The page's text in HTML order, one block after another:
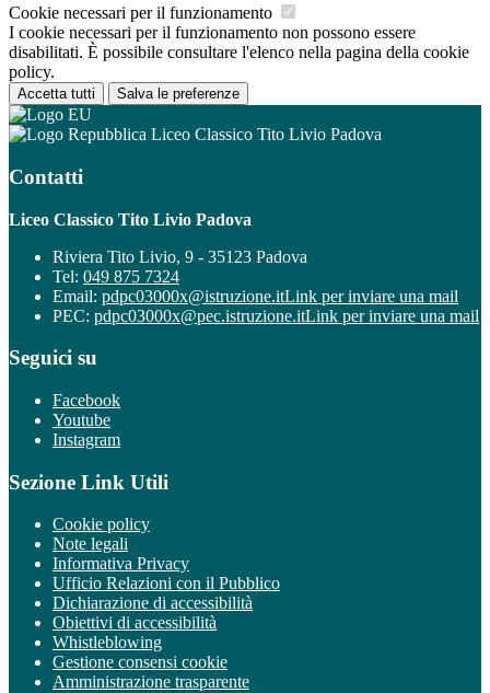
Cookie necessari per il funzionamento
I cookie necessari per il funzionamento non possono essere
disabilitati. È possibile consultare l'elenco nella pagina della cookie
policy.
Accetta tutti Salva le preferenze
Liceo Classico Tito Livio Padova
Contatti
Liceo Classico Tito Livio Padova
Riviera Tito Livio, 9 - 35123 Padova
Tel: 049 875 7324
Email: pdpc03000x@istruzione.itLink per inviare una mail
PEC: pdpc03000x@pec.istruzione.itLink per inviare una mail
Seguici su
Facebook
Youtube
Instagram
Sezione Link Utili
Cookie policy
Note legali
Informativa Privacy
Ufficio Relazioni con il Pubblico
Dichiarazione di accessibilità
Obiettivi di accessibilità
Whistleblowing
Gestione consensi cookie
Amministrazione trasparente